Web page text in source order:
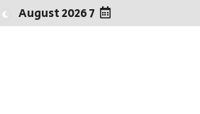
7 August 2026